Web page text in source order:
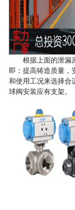
根据上面的泄漏原
即：提高铸造质量，
和使用工况来选择合
球阀安装应有支架。